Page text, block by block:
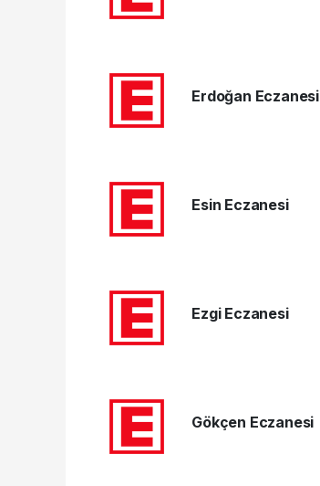
Erdoğan Eczanesi
Esin Eczanesi
Ezgi Eczanesi
Gökçen Eczanesi